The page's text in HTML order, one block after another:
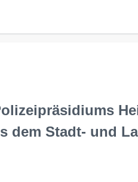
dem Stadt- und